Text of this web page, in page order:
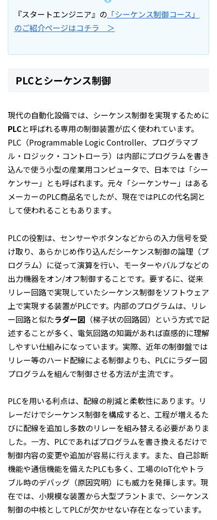
『スタートエンジニア』の 「シーケンス制御コース」
のご紹介ページはコチラ ＞
PLCとシーケンス制御
現代の自動化設備では、シーケンス制御を実現するために
PLCと呼ばれる専用の制御装置が広く使われています。
PLC（Programmable Logic Controller、プログラマブ
ル・ロジック・コントローラ）は内部にプログラムを書き
込んで使う小型の産業用コンピュータで、日本では「シー
ケンサー」とも呼ばれます。元々「シーケンサー」はある
メーカーのPLC商品名でしたが、現在ではPLCの代名詞と
して使われることもあります​。
PLCの役割は、センサーやボタンなどからの入力信号を受
け取り、あらかじめ作り込んだシーケンス制御の論理（プ
ログラム）に従って演算を行い、モーターやバルブなどの
出力機器をオン/オフ制御することです。要するに、従来
リレー回路で実現していたシーケンス制御をソフトウェア
上で実現する装置がPLCです。内部のプログラムは、リレ
ー回路と似たラダー図 （梯子状の回路図）という方式で記
述することが多く、電気回路の知識があれば直感的に理解
しやすい仕組みになっています。実際、近年の制御盤では
リレー等のハード配線による制御よりも、PLCにラダー図
プログラムを組んで制御させる方法が主流です​。
PLCを用いる利点は、配線の削減と柔軟性にあります。リ
レーだけでシーケンス制御を構成すると、工程が増えるた
びに配線を追加し多数のリレーを組み替える必要がありま
した。一方、PLCであればプログラムを書き換えるだけで
制御内容の変更や追加が容易に行えます。また、自己診断
機能や通信機能を備えたPLCも多く、工場のIoT化やトラ
ブル時のデバッグ（原因究明）にも威力を発揮します。現
在では、小規模な装置から大型プラントまで、シーケンス
制御の中核としてPLCが欠かせない存在となっています。